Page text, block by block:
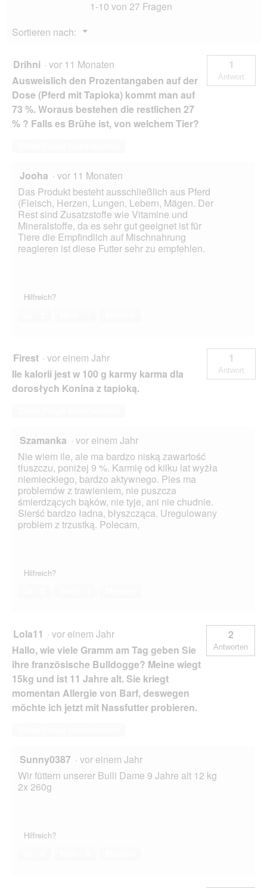
g
f
f
n
e
t
.
o
l
e
s
D
i
a
d
g
e
ö
1-10 von 27 Fragen
Sortieren nach:
▼
Menü
Drihni · vor 11 Monaten
Ausweislich den Prozentangaben auf der
Dose (Pferd mit Tapioka) kommt man auf
73 %. Woraus bestehen die restlichen 27
% ? Falls es Brühe ist, von welchem Tier?
1
Antwort
Jooha · vor 11 Monaten
Das Produkt besteht ausschließlich aus Pferd
(Fleisch, Herzen, Lungen, Lebern, Mägen. Der
Rest sind Zusatzstoffe wie Vitamine und
Mineralstoffe, da es sehr gut geeignet ist für
Tiere die Empfindlich auf Mischnahrung
reagieren ist diese Futter sehr zu empfehlen.
Hilfreich?
Firest · vor einem Jahr
Ile kalorii jest w 100 g karmy karma dla
dorosłych Konina z tapioką.
1
Antwort
Szamanka · vor einem Jahr
Nie wiem ile, ale ma bardzo niską zawartość
tłuszczu, poniżej 9 %. Karmię od kilku lat wyżła
niemieckiego, bardzo aktywnego. Pies ma
problemów z trawieniem, nie puszcza
śmierdzących bąków, nie tyje, ani nie chudnie.
Sierść bardzo ładna, błyszcząca. Uregulowany
problem z trzustką. Polecam,
Hilfreich?
Lola11 · vor einem Jahr
Hallo, wie viele Gramm am Tag geben Sie
ihre französische Bulldogge? Meine wiegt
15kg und ist 11 Jahre alt. Sie kriegt
momentan Allergie von Barf, deswegen
möchte ich jetzt mit Nassfutter probieren.
2
Antworten
Sunny0387 · vor einem Jahr
Wir füttern unserer Bulli Dame 9 Jahre alt 12 kg
2x 260g
Hilfreich?